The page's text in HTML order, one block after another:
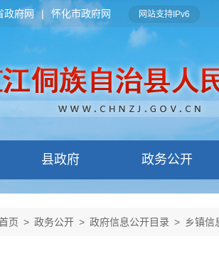
政府网 | 怀化市政府网 网站支持IPv6
县政府 政务公开
页 > 政务公开 > 政府信息公开目录 > 乡镇信